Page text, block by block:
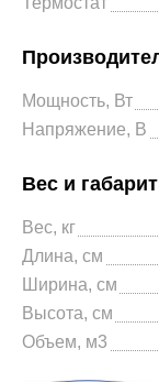
Мощность, Вт
Напряжение, В
Вес и
Вес, кг
Длина, см
Ширина, см
Высота, см
Объем, м3